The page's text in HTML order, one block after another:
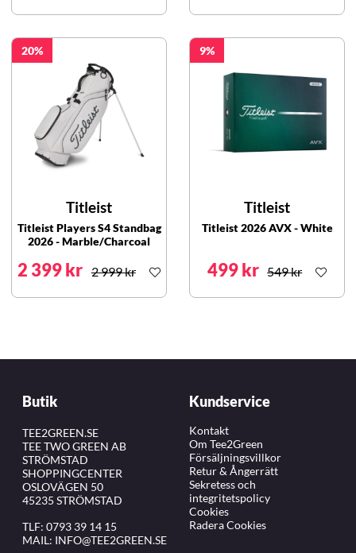
20
Titleist
Titleist Players S4 Standbag
2026 - Marble/Charcoal
2 399 kr 2 999 kr
9
Titleist
Titleist 2026 AVX - White
499 kr 549 kr
Butik
TEE2GREEN.SE
TEE TWO GREEN AB
STRÖMSTAD
SHOPPINGCENTER
OSLOVÄGEN 50
45235 STRÖMSTAD
TLF: 0793 39 14 15
MAIL: INFO@TEE2GREEN.SE
Kundservice
Kontakt
Om Tee2Green
Försäljningsvillkor
Retur & Ångerrätt
Sekretess och
integritetspolicy
Cookies
Radera Cookies